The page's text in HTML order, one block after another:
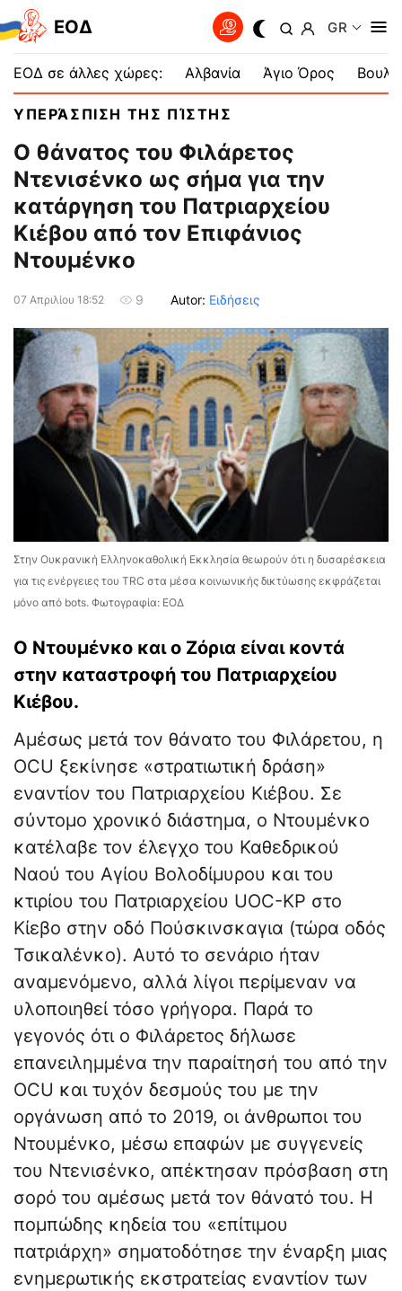
EOΔ GR
ΕΟΔ σε άλλες χώρες: Αλβανία Άγιο Όρος
ΥΠΕΡΆΣΠΙΣΗ ΤΗΣ ΠΊΣΤΗΣ
Ο θάνατος του Φιλάρετος
Ντενισένκο ως σήμα για την
κατάργηση του Πατριαρχείου
Κιέβου από τον Επιφάνιος
Ντουμένκο
07 Απριλίου 18:52 9 Autor: Ειδήσεις
Στην Ουκρανική Ελληνοκαθολική Εκκλησία θεωρούν ότι η δυσαρέσκεια
για τις ενέργειες του TRC στα μέσα κοινωνικής δικτύωσης εκφράζεται
μόνο από bots. Φωτογραφία: ΕΟΔ
Ο Ντουμένκο και ο Ζόρια είναι κοντά
στην καταστροφή του Πατριαρχείου
Κιέβου.
Αμέσως μετά τον θάνατο του Φιλάρετου, η
OCU ξεκίνησε «στρατιωτική δράση»
εναντίον του Πατριαρχείου Κιέβου. Σε
σύντομο χρονικό διάστημα, ο Ντουμένκο
κατέλαβε τον έλεγχο του Καθεδρικού
Ναού του Αγίου Βολοδίμυρου και του
κτιρίου του Πατριαρχείου UOC-KP στο
Κίεβο στην οδό Πούσκινσκαγια (τώρα οδός
Τσικαλένκο). Αυτό το σενάριο ήταν
αναμενόμενο, αλλά λίγοι περίμεναν να
υλοποιηθεί τόσο γρήγορα. Παρά το
γεγονός ότι ο Φιλάρετος δήλωσε
επανειλημμένα την παραίτησή του από την
OCU και τυχόν δεσμούς του με την
οργάνωση από το 2019, οι άνθρωποι του
Ντουμένκο, μέσω επαφών με συγγενείς
του Ντενισένκο, απέκτησαν πρόσβαση στη
σορό του αμέσως μετά τον θάνατό του. Η
πομπώδης κηδεία του «επίτιμου
πατριάρχη» σηματοδότησε την έναρξη μιας
ενημερωτικής εκστρατείας εναντίον των